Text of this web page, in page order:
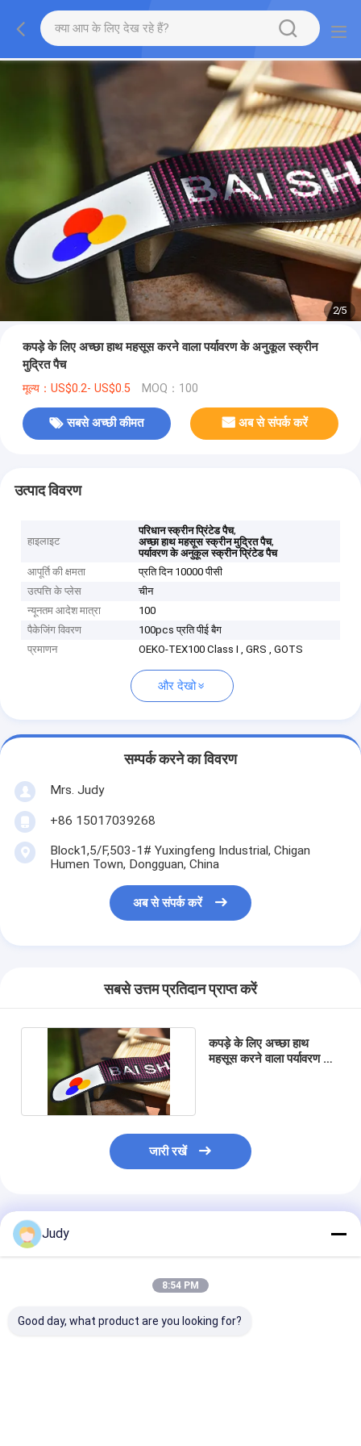
2/5
कपड़े के लिए अच्छा हाथ महसूस करने वाला पर्यावरण के अनुकूल स्क्रीन
मुद्रित पैच
मूल्य：US$0.2- US$0.5 MOQ：100
सबसे अच्छी कीमत अब से संपर्क करें
उत्पाद विवरण
हाइलाइट
परिधान स्क्रीन प्रिंटेड पैच,
अच्छा हाथ महसूस स्क्रीन मुद्रित पैच,
पर्यावरण के अनुकूल स्क्रीन प्रिंटेड पैच
आपूर्ति की क्षमता
प्रति दिन 10000 पीसी
उत्पत्ति के प्लेस
चीन
न्यूनतम आदेश मात्रा
100
पैकेजिंग विवरण
100pcs प्रति पीई बैग
प्रमाणन
OEKO-TEX100 Class I , GRS , GOTS
और देखो
सम्पर्क करने का विवरण
Mrs. Judy
+86 15017039268
Block1,5/F,503-1# Yuxingfeng Industrial, Chigan
Humen Town, Dongguan, China
अब से संपर्क करें
सबसे उत्तम प्रतिदान प्राप्त करें
कपड़े के लिए अच्छा हाथ
महसूस करने वाला पर्यावरण के
जारी रखें
अनुशंसित उत्पाद
Judy
8:54 PM
Good day, what product are you looking for?